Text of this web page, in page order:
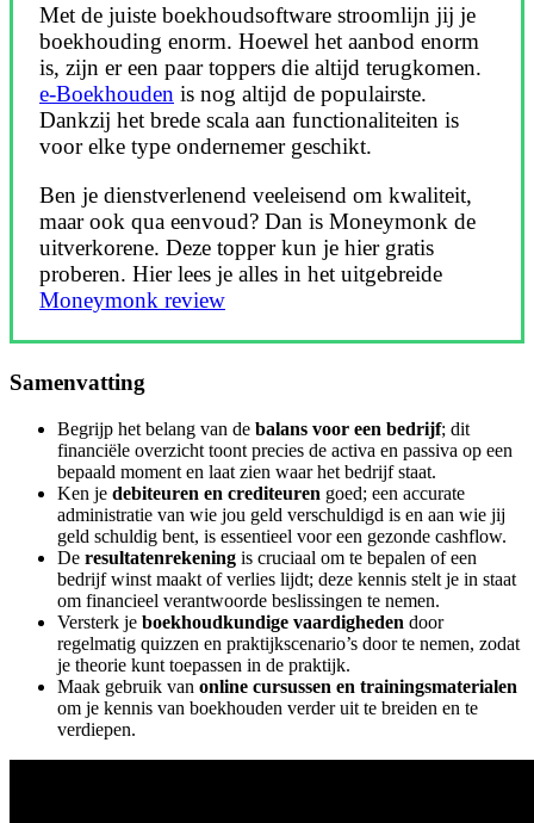
Met de juiste boekhoudsoftware stroomlijn jij je
boekhouding enorm. Hoewel het aanbod enorm
is, zijn er een paar toppers die altijd terugkomen.
e-Boekhouden is nog altijd de populairste.
Dankzij het brede scala aan functionaliteiten is
voor elke type ondernemer geschikt.
Ben je dienstverlenend veeleisend om kwaliteit,
maar ook qua eenvoud? Dan is Moneymonk de
uitverkorene. Deze topper kun je hier gratis
proberen. Hier lees je alles in het uitgebreide
Moneymonk review
Samenvatting
Begrijp het belang van de balans voor een bedrijf; dit
financiële overzicht toont precies de activa en passiva op een
bepaald moment en laat zien waar het bedrijf staat.
Ken je debiteuren en crediteuren goed; een accurate
administratie van wie jou geld verschuldigd is en aan wie jij
geld schuldig bent, is essentieel voor een gezonde cashflow.
De resultatenrekening is cruciaal om te bepalen of een
bedrijf winst maakt of verlies lijdt; deze kennis stelt je in staat
om financieel verantwoorde beslissingen te nemen.
Versterk je boekhoudkundige vaardigheden door
regelmatig quizzen en praktijkscenario’s door te nemen, zodat
je theorie kunt toepassen in de praktijk.
Maak gebruik van online cursussen en trainingsmaterialen
om je kennis van boekhouden verder uit te breiden en te
verdiepen.